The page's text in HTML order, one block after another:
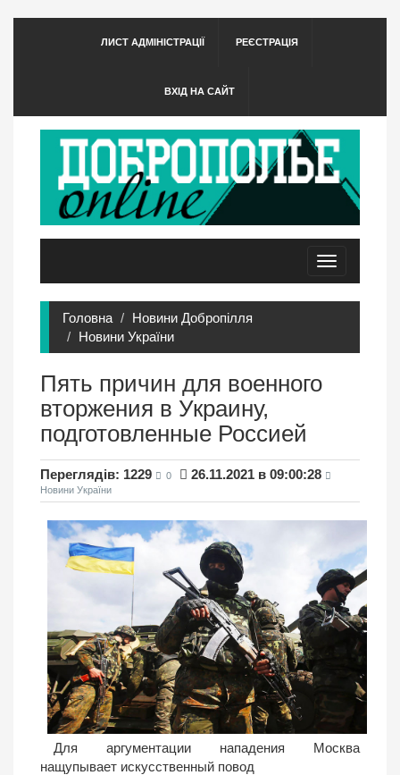
ЛИСТ АДМІНІСТРАЦІЇ РЕЄСТРАЦІЯ
ВХІД НА САЙТ
Toggle
navigation
Головна
Новини Добропілля
Новини України
Пять причин для военного
вторжения в Украину,
подготовленные Россией
Переглядів: 1229 0 26.11.2021 в 09:00:28
Новини України
Для аргументации нападения Москва
нащупывает искусственный повод